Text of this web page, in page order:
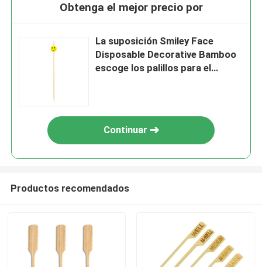
Obtenga el mejor precio por
La suposición Smiley Face
Disposable Decorative Bamboo
escoge los palillos para el
Continuar
Productos recomendados